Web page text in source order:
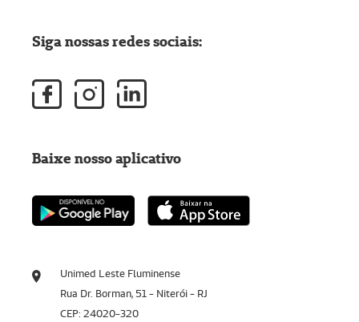
Unimed Leste Fluminense
Rua Dr. Borman, 51 - Niterói - RJ
CEP: 24020-320
Siga nossas redes sociais:
Baixe nosso aplicativo